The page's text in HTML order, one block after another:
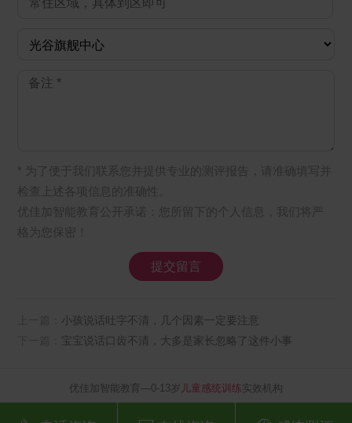
* 为了便于我们联系您并提供专业的测评报告，请准确填写并
检查上述各项信息的准确性。
优佳加智能教育公开承诺：您所留下的个人信息，我们将严
格为您保密！
小孩说话吐字不清，几个因素一定要注意
宝宝说话口齿不清，大多是家长忽略了这件小事
优佳加智能教育—0-13岁 儿童感统训练 实效机构